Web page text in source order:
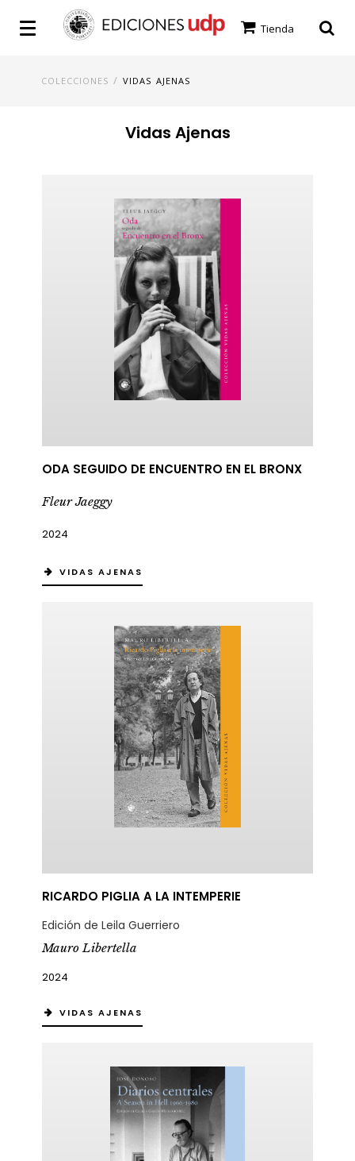
Tienda
COLECCIONES /VIDAS AJENAS
Vidas Ajenas
ODA SEGUIDO DE ENCUENTRO EN EL BRONX
Fleur Jaeggy
2024
VIDAS AJENAS
RICARDO PIGLIA A LA INTEMPERIE
Edición de Leila Guerriero
Mauro Libertella
2024
VIDAS AJENAS